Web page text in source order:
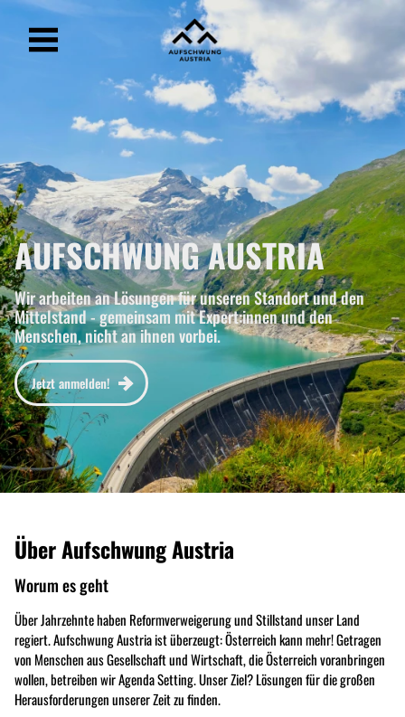
AUFSCHWUNG AUSTRIA
AUFSCHWUNG AUSTRIA
Wir arbeiten an Lösungen für unseren Standort und den
Mittelstand - gemeinsam mit Expert:innen und den
Menschen, nicht an ihnen vorbei.
Jetzt anmelden!
Über Aufschwung Austria
Worum es geht
Über Jahrzehnte haben Reformverweigerung und Stillstand unser Land
regiert. Aufschwung Austria ist überzeugt: Österreich kann mehr! Getragen
von Menschen aus Gesellschaft und Wirtschaft, die Österreich voranbringen
wollen, betreiben wir Agenda Setting. Unser Ziel? Lösungen für die großen
Herausforderungen unserer Zeit zu finden.